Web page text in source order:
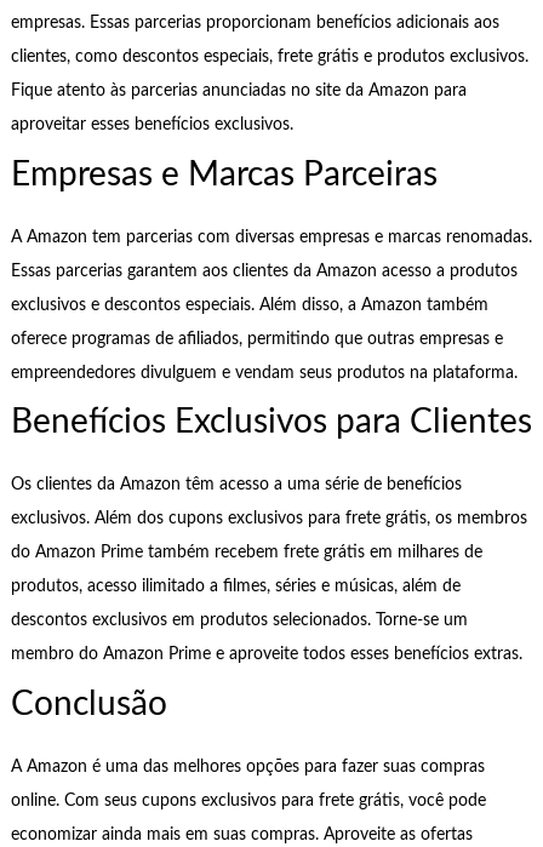
empresas. Essas parcerias proporcionam benefícios adicionais aos
clientes, como descontos especiais, frete grátis e produtos exclusivos.
Fique atento às parcerias anunciadas no site da Amazon para
aproveitar esses benefícios exclusivos.
Empresas e Marcas Parceiras
A Amazon tem parcerias com diversas empresas e marcas renomadas.
Essas parcerias garantem aos clientes da Amazon acesso a produtos
exclusivos e descontos especiais. Além disso, a Amazon também
oferece programas de afiliados, permitindo que outras empresas e
empreendedores divulguem e vendam seus produtos na plataforma.
Benefícios Exclusivos para Clientes
Os clientes da Amazon têm acesso a uma série de benefícios
exclusivos. Além dos cupons exclusivos para frete grátis, os membros
do Amazon Prime também recebem frete grátis em milhares de
produtos, acesso ilimitado a filmes, séries e músicas, além de
descontos exclusivos em produtos selecionados. Torne-se um
membro do Amazon Prime e aproveite todos esses benefícios extras.
Conclusão
A Amazon é uma das melhores opções para fazer suas compras
online. Com seus cupons exclusivos para frete grátis, você pode
economizar ainda mais em suas compras. Aproveite as ofertas